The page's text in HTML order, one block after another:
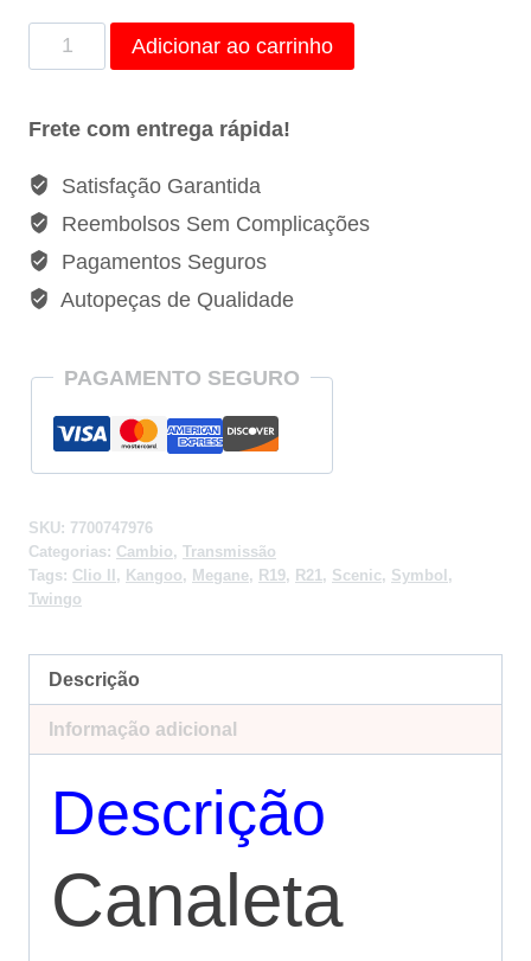
Defletor
de
da
Caixa
Marchas
Renault
Kangoo
-
quantidade
Adicionar ao carrinho
Frete com entrega rápida!
Satisfação Garantida
Reembolsos Sem Complicações
Pagamentos Seguros
Autopeças de Qualidade
PAGAMENTO SEGURO
SKU: 7700747976
Categorias: Cambio, Transmissão
Tags: Clio II , Kangoo, Megane, R19, R21, Scenic, Symbol ,
Twingo
Descrição
Informação adicional
Descrição
Canaleta